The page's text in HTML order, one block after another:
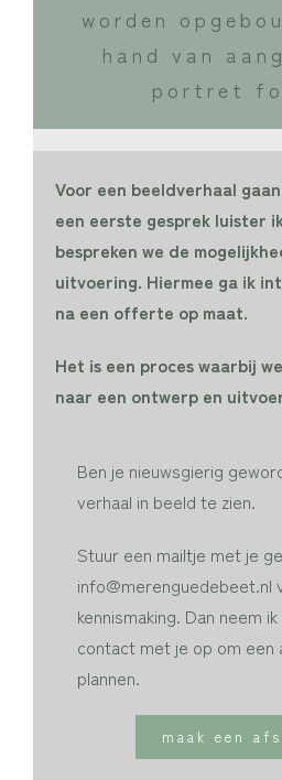
worden
hand van
portret
Voor een beeldverhaal
een eerste gesprek luister
bespreken we de
uitvoering. Hiermee ga ik
na een offerte op maat.
Het is een proces waarbij
naar een ontwerp en
Ben je nieuwsgierig
verhaal in beeld te zien.
Stuur een mailtje met je
info@merenguedebeet.nl
kennismaking. Dan neem
contact met je op om een
plannen.
maak een